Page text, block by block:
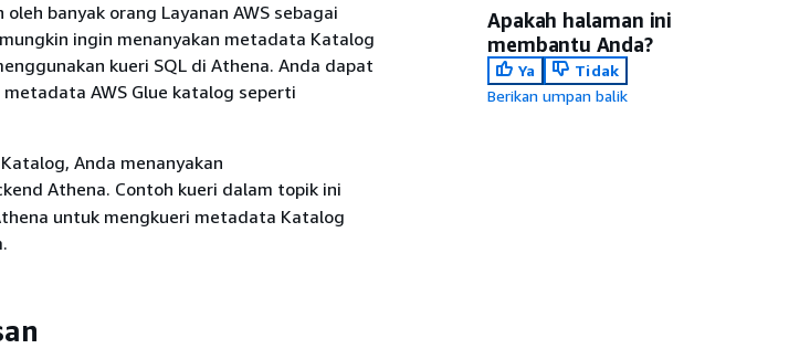
banyak orang Layanan AWS sebagai
ingin menanyakan metadata Katalog
kueri SQL di Athena. Anda dapat
AWS Glue katalog seperti
Anda menanyakan
Athena. Contoh kueri dalam topik ini
untuk mengkueri metadata Katalog
Apakah halaman ini
membantu Anda?
Ya
Tidak
Berikan umpan balik